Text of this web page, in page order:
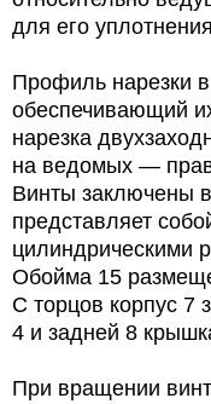
для его
Профиль нарезки
обеспечивающий
нарезка
на ведомых —
Винты заключены
представляет
цилиндрическими
Обойма 15
С торцов корпус 7
4 и задней 8
При вращении